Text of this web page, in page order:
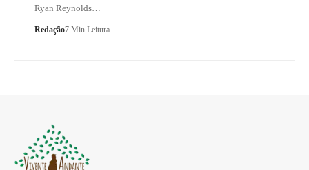
Ryan Reynolds…
Redação7 Min Leitura